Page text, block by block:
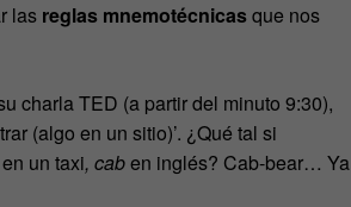
las reglas mnemotécnicasque nos
charla TED (a partir del minuto 9:30),
(algo en un sitio)’. ¿Qué tal si
un taxi, caben inglés? Cab-bear… Ya